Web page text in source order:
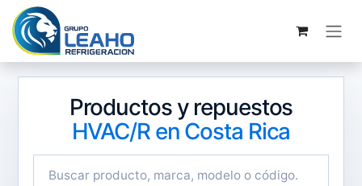
Ir al contenido
Productos y repuestos
HVAC/R en Costa Rica